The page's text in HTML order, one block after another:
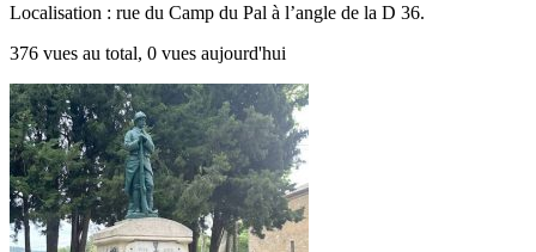
Localisation : rue du Camp du Pal à l’angle de la D 36.
376 vues au total, 0 vues aujourd'hui